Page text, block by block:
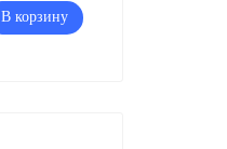
В корзину